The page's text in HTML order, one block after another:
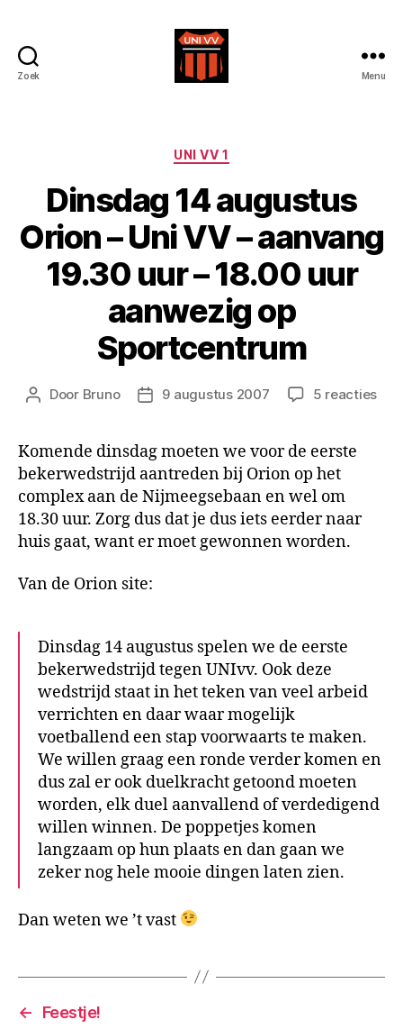
Zoek Menu
Categorieën
UNI VV 1
Dinsdag 14 augustus
Orion – Uni VV – aanvang
19.30 uur – 18.00 uur
aanwezig op
Sportcentrum
Berichtauteur
Door Bruno Berichtdatum
9 augustus 2007 5 reactiesop
Komende dinsdag moeten we voor de eerste
bekerwedstrijd aantreden bij Orion op het
complex aan de Nijmeegsebaan en wel om
18.30 uur. Zorg dus dat je dus iets eerder naar
huis gaat, want er moet gewonnen worden.
Van de Orion site:
Dinsdag 14 augustus spelen we de eerste
bekerwedstrijd tegen UNIvv. Ook deze
wedstrijd staat in het teken van veel arbeid
verrichten en daar waar mogelijk
voetballend een stap voorwaarts te maken.
We willen graag een ronde verder komen en
dus zal er ook duelkracht getoond moeten
worden, elk duel aanvallend of verdedigend
willen winnen. De poppetjes komen
langzaam op hun plaats en dan gaan we
zeker nog hele mooie dingen laten zien.
Dan weten we ’t vast
←
Feestje!